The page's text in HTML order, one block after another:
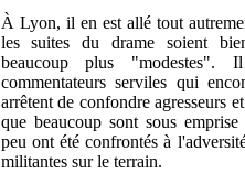
À Lyon, il en est allé tout
les suites du drame soient
beaucoup plus
commentateurs serviles qui
arrêtent de confondre agresseurs
que beaucoup sont sous
peu ont été confrontés à
militantes sur le terrain.